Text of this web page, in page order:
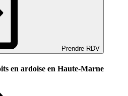
Prendre RDV
en ardoise en Haute-Marne